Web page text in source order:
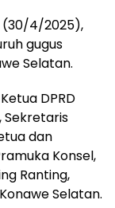
(30/4/2025),
gugus
Selatan.
DPRD
Sekretaris
dan
Konsel,
Ranting,
Selatan.